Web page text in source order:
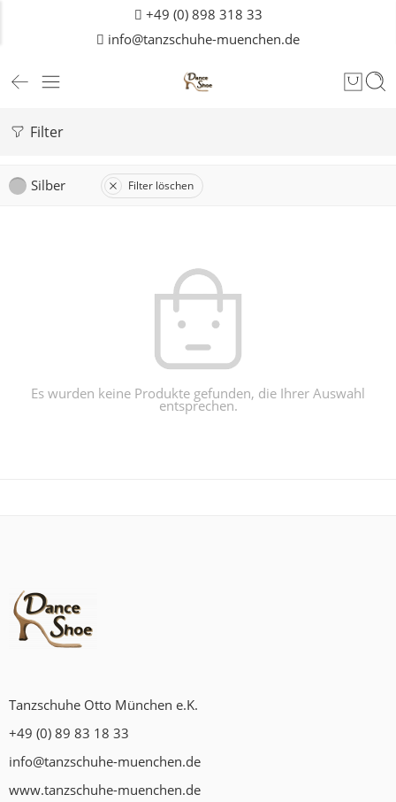
+49 (0) 898 318 33
info@tanzschuhe-muenchen.de
Filter
Silber Filter löschen
Es wurden keine Produkte gefunden, die Ihrer Auswahl
entsprechen.
Tanzschuhe Otto München e.K.
+49 (0) 89 83 18 33
info@tanzschuhe-muenchen.de
www.tanzschuhe-muenchen.de